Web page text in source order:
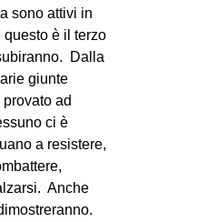
ORIENTE
sono attivi in
questo è il terzo
Dalla
giunte
ad
ci è
a resistere,
Anche